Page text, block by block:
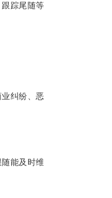
踪尾随等
纠纷、恶
能及时维